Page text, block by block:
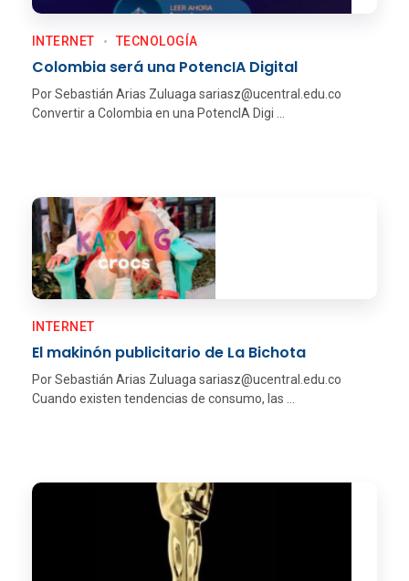
Colombia será una PotencIA Digital
INTERNET TECNOLOGÍ­A
Por Sebastián Arias Zuluaga sariasz@ucentral.edu.co
Convertir a Colombia en una PotencIA Digi ...
El makinón publicitario de La Bichota
INTERNET
Por Sebastián Arias Zuluaga sariasz@ucentral.edu.co
Cuando existen tendencias de consumo, las ...